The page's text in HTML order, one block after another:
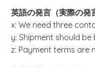
英語の発言（実際の発
x: We need three
y: Shipment should be
z: Payment terms are